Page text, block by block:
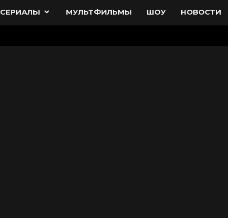
СЕРИАЛЫ МУЛЬТФИЛЬМЫ ШОУ НОВОСТИ